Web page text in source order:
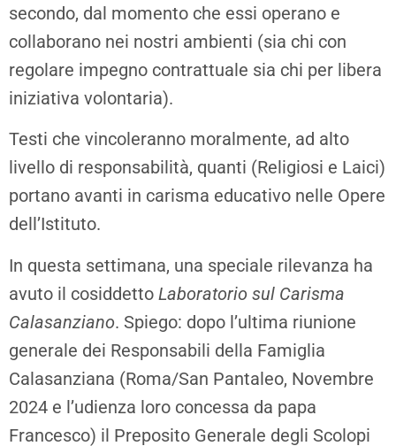
secondo, dal momento che essi operano e
collaborano nei nostri ambienti (sia chi con
regolare impegno contrattuale sia chi per libera
iniziativa volontaria).
Testi che vincoleranno moralmente, ad alto
livello di responsabilità, quanti (Religiosi e Laici)
portano avanti in carisma educativo nelle Opere
dell’Istituto.
In questa settimana, una speciale rilevanza ha
avuto il cosiddetto Laboratorio sul Carisma
Calasanziano. Spiego: dopo l’ultima riunione
generale dei Responsabili della Famiglia
Calasanziana (Roma/San Pantaleo, Novembre
2024 e l’udienza loro concessa da papa
Francesco) il Preposito Generale degli Scolopi